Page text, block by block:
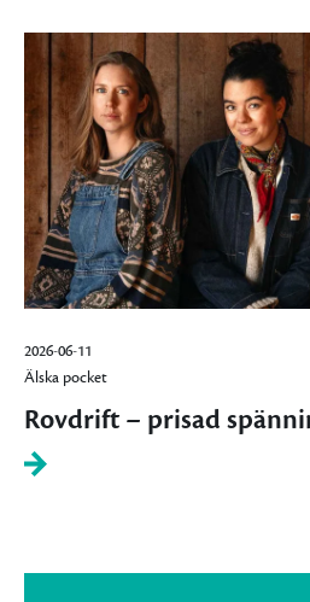
2026-06-11
Älska pocket
Rovdrift – prisad